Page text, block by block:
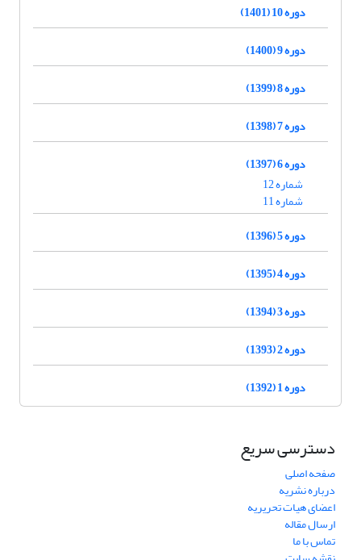
دوره 10 (1401)
دوره 9 (1400)
دوره 8 (1399)
دوره 7 (1398)
دوره 6 (1397)
شماره 12
شماره 11
دوره 5 (1396)
دوره 4 (1395)
دوره 3 (1394)
دوره 2 (1393)
دوره 1 (1392)
دسترسی سریع
صفحه اصلی
درباره نشریه
اعضای هیات تحریریه
ارسال مقاله
تماس با ما